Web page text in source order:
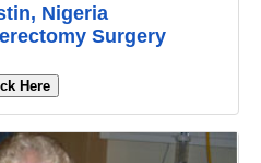
Nigeria
Surgery
Here